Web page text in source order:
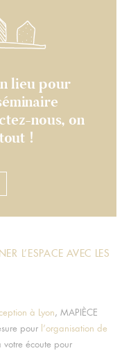
lieu pour
nous, on
!
L’ESPACE AVEC LES
à Lyon, MAPIÈCE
pour l’organisation de
écoute pour